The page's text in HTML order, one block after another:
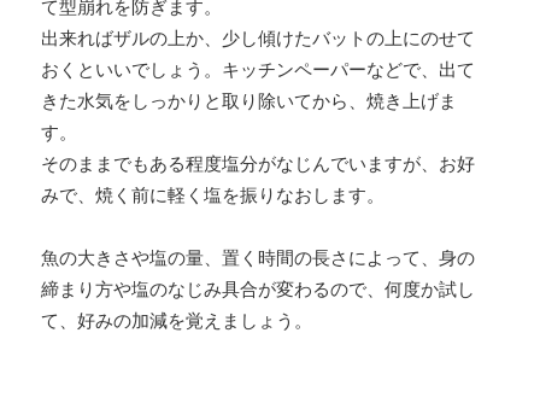
て型崩れを防ぎます。
出来ればザルの上か、少し傾けたバットの上にのせて
おくといいでしょう。キッチンペーパーなどで、出て
きた水気をしっかりと取り除いてから、焼き上げま
す。
そのままでもある程度塩分がなじんでいますが、お好
みで、焼く前に軽く塩を振りなおします。
魚の大きさや塩の量、置く時間の長さによって、身の
締まり方や塩のなじみ具合が変わるので、何度か試し
て、好みの加減を覚えましょう。